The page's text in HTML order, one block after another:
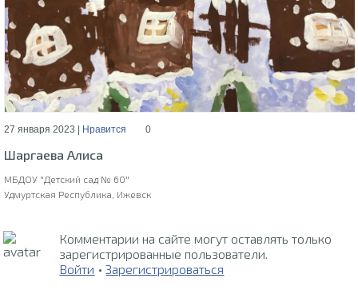
27 января 2023 | Нравится 0
Шаргаева Алиса
МБДОУ "Детский сад № 60"
Удмуртская Республика, Ижевск
Комментарии на сайте могут оставлять только
зарегистрированные пользователи.
Войти •Зарегистрироваться